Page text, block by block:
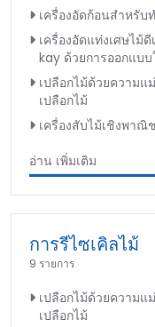
เครื่องอัดก้อนสำหรับ
เครื่องอัดแท่งเศษไม้
kay ด้วยการออกแบบ
เปลือกไม้ด้วยความแ
เปลือกไม้
เครื่องสับไม้เชิงพาณิ
อ่าน เพิ่มเติม
การรีไซเคิลไม้
9 รายการ
เปลือกไม้ด้วยความแ
เปลือกไม้